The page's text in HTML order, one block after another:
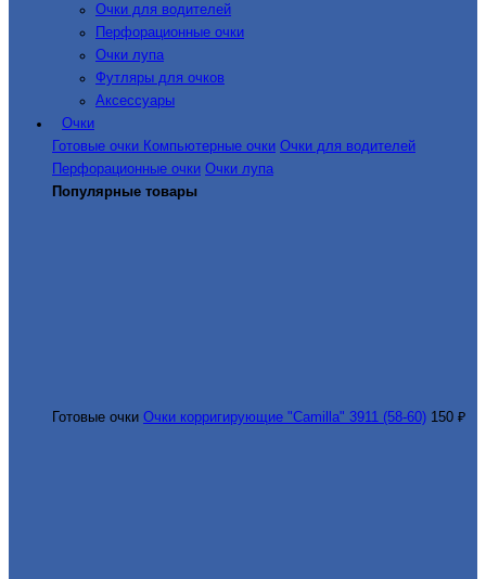
Очки для водителей
Перфорационные очки
Очки лупа
Футляры для очков
Аксессуары
Очки
Готовые очки Компьютерные очки Очки для водителей
Перфорационные очки Очки лупа
Популярные товары
Готовые очки Очки корригирующие "Camilla" 3911 (58-60) 150 ₽